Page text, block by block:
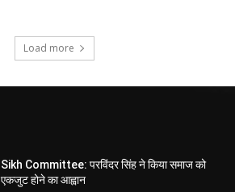
Load more
Sikh Committee: परविंदर सिंह ने किया समाज को
एकजुट होने का आह्वान